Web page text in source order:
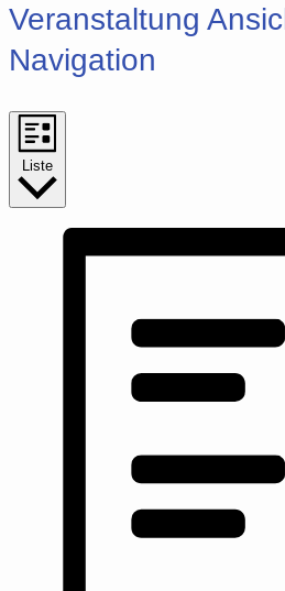
Veranstaltung
Navigation
Liste